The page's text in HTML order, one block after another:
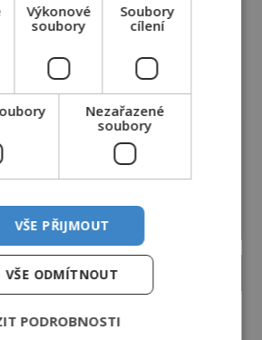
megapoli ohrožují měsíce
Výkonové
soubory
Soubory
cílení
Nezařazené
soubory
VŠE PŘIJMOUT
VŠE ODMÍTNOUT
PODROBNOSTI